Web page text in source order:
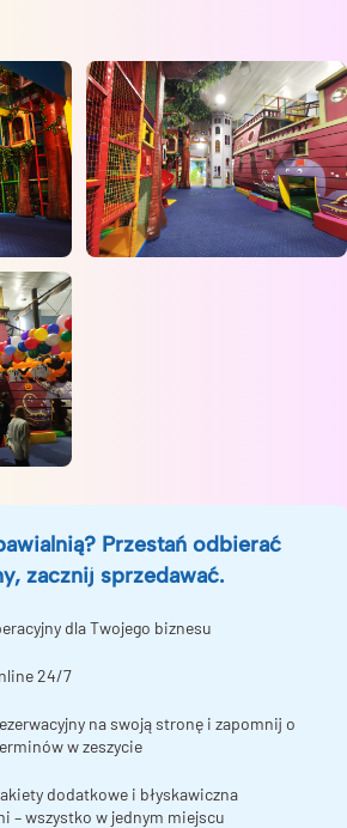
Przestań odbierać
zacznij sprzedawać.
dla Twojego biznesu
24/7
na swoją stronę i zapomnij o
w zeszycie
dodatkowe i błyskawiczna
– wszystko w jednym miejscu